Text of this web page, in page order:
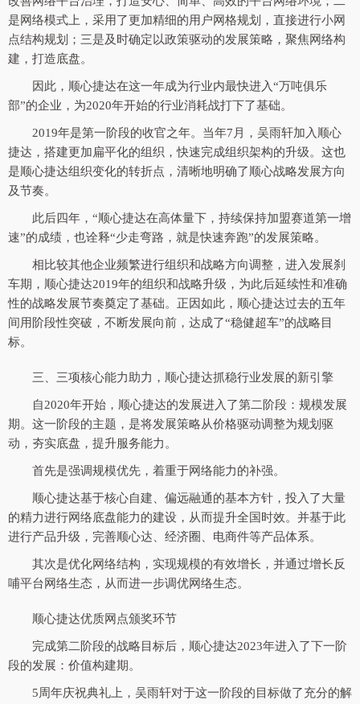
是网络模式上，采用了更加精细的用户网格规划，直接进行小网
点结构规划；三是及时确定以政策驱动的发展策略，聚焦网络构
建，打造底盘。
因此，顺心捷达在这一年成为行业内最快进入“万吨俱乐
部”的企业，为2020年开始的行业消耗战打下了基础。
2019年是第一阶段的收官之年。当年7月，吴雨轩加入顺心
捷达，搭建更加扁平化的组织，快速完成组织架构的升级。这也
是顺心捷达组织变化的转折点，清晰地明确了顺心战略发展方向
及节奏。
此后四年，“顺心捷达在高体量下，持续保持加盟赛道第一增
速”的成绩，也诠释“少走弯路，就是快速奔跑”的发展策略。
相比较其他企业频繁进行组织和战略方向调整，进入发展刹
车期，顺心捷达2019年的组织和战略升级，为此后延续性和准确
性的战略发展节奏奠定了基础。正因如此，顺心捷达过去的五年
间用阶段性突破，不断发展向前，达成了“稳健超车”的战略目
标。
三、三项核心能力助力，顺心捷达抓稳行业发展的新引擎
自2020年开始，顺心捷达的发展进入了第二阶段：规模发展
期。这一阶段的主题，是将发展策略从价格驱动调整为规划驱
动，夯实底盘，提升服务能力。
首先是强调规模优先，着重于网络能力的补强。
顺心捷达基于核心自建、偏远融通的基本方针，投入了大量
的精力进行网络底盘能力的建设，从而提升全国时效。并基于此
进行产品升级，完善顺心达、经济圈、电商件等产品体系。
其次是优化网络结构，实现规模的有效增长，并通过增长反
哺平台网络生态，从而进一步调优网络生态。
顺心捷达优质网点颁奖环节
完成第二阶段的战略目标后，顺心捷达2023年进入了下一阶
段的发展：价值构建期。
5周年庆祝典礼上，吴雨轩对于这一阶段的目标做了充分的解